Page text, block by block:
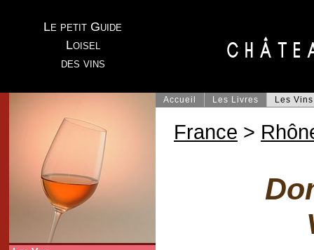
Le petit Guide
Loisel
des vins
Accueil Les Livres Les Vins
France >